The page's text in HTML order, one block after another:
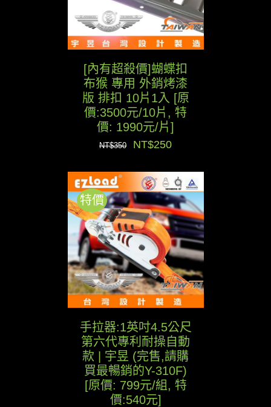
[內有超殺價]蝴蝶扣
布猴 專用 外銷烤漆
版 排扣 10片1入 [原
價:3500元/10片, 特
價: 1990元/片]
NT$350
原
價
格：
NT$350。
NT$250目
價
格：
NT$250。
特價
手拉器:1英吋4.5公尺
第六代專利耐操自動
款 | 宇昱 (完售,請購
買最暢銷的Y-310F)
[原價: 799元/組, 特
價:540元]